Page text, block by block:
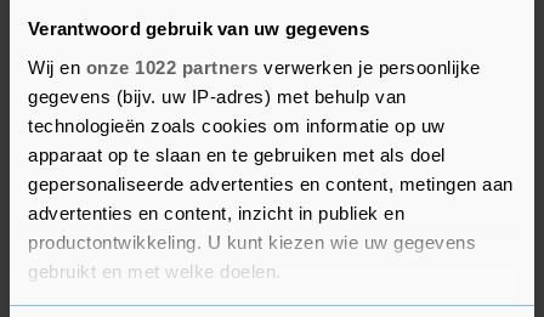
Verantwoord gebruik van uw gegevens
Wij en onze 1022 partners verwerken je persoonlijke
gegevens (bijv. uw IP-adres) met behulp van
technologieën zoals cookies om informatie op uw
apparaat op te slaan en te gebruiken met als doel
gepersonaliseerde advertenties en content, metingen aan
advertenties en content, inzicht in publiek en
productontwikkeling. U kunt kiezen wie uw gegevens
gebruikt en met welke doelen.